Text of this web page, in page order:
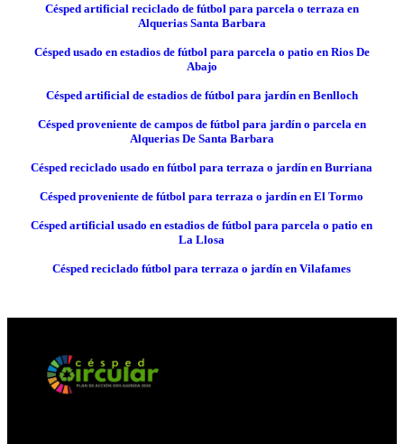
Césped artificial reciclado de fútbol para parcela o terraza en
Alquerias Santa Barbara
Césped usado en estadios de fútbol para parcela o patio en Rios De
Abajo
Césped artificial de estadios de fútbol para jardín en Benlloch
Césped proveniente de campos de fútbol para jardín o parcela en
Alquerias De Santa Barbara
Césped reciclado usado en fútbol para terraza o jardín en Burriana
Césped proveniente de fútbol para terraza o jardín en El Tormo
Césped artificial usado en estadios de fútbol para parcela o patio en
La Llosa
Césped reciclado fútbol para terraza o jardín en Vilafames